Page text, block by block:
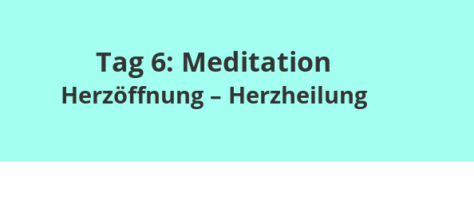
Tag 6: Meditation
Herzöffnung – Herzheilung